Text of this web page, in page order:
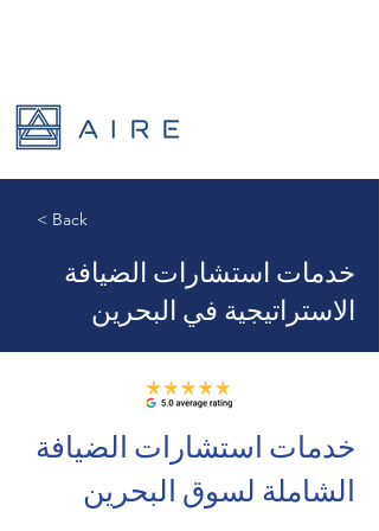
< Back
خدمات استشارات الضيافة
الاستراتيجية في البحرين
خدمات استشارات الضيافة
الشاملة لسوق البحرين